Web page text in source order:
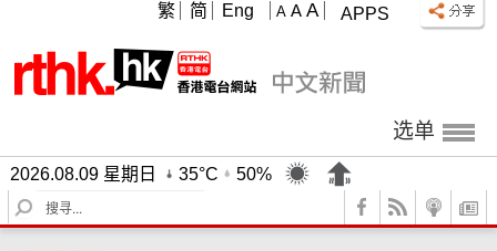
APPS
A A A
繁 简 Eng
选单
2026.08.09 星期日 35°C
50%
S
e